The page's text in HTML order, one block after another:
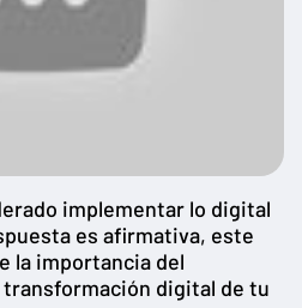
implementar lo digital
es afirmativa, este
la importancia del
digital de tu